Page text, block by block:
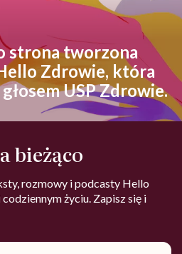
strona tworzona
Zdrowie, która
USP Zdrowie.
bieżąco
rozmowy i podcasty Hello
życiu. Zapisz się i